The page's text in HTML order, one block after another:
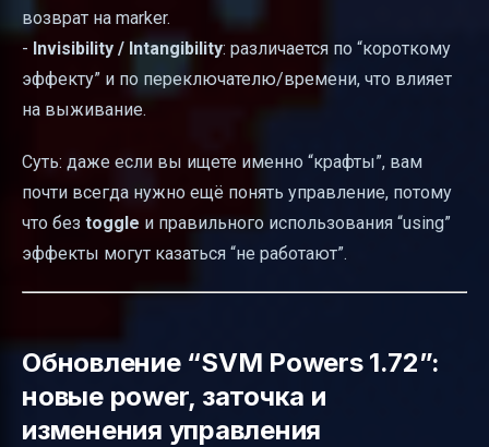
возврат на marker.
- Invisibility / Intangibility: различается по “короткому
эффекту” и по переключателю/времени, что влияет
на выживание.
Суть: даже если вы ищете именно “крафты”, вам
почти всегда нужно ещё понять управление, потому
что без toggle и правильного использования “using”
эффекты могут казаться “не работают”.
Обновление “SVM Powers 1.72”:
новые power, заточка и
изменения управления